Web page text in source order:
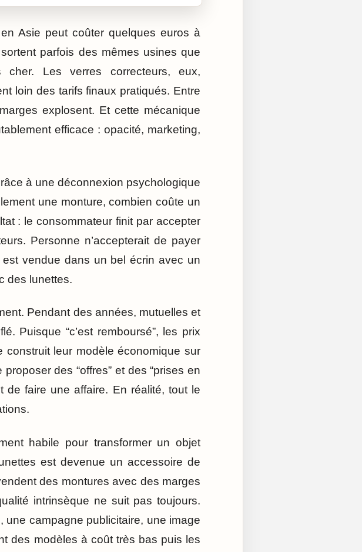
Asie peut coûter quelques euros à
parfois des mêmes usines que
Les verres correcteurs, eux,
loin des tarifs finaux pratiqués. Entre
explosent. Et cette mécanique
efficace : opacité, marketing,
à une déconnexion psychologique
une monture, combien coûte un
: le consommateur finit par accepter
Personne n’accepterait de payer
est vendue dans un bel écrin avec un
des lunettes.
Pendant des années, mutuelles et
Puisque “c’est remboursé”, les prix
leur modèle économique sur
des “offres” et des “prises en
de faire une affaire. En réalité, tout le
habile pour transformer un objet
est devenue un accessoire de
des montures avec des marges
intrinsèque ne suit pas toujours.
campagne publicitaire, une image
des modèles à coût très bas puis les